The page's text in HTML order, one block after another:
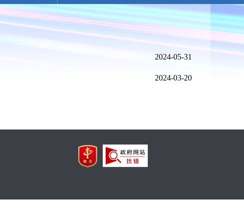
2024-05-31
2024-03-20